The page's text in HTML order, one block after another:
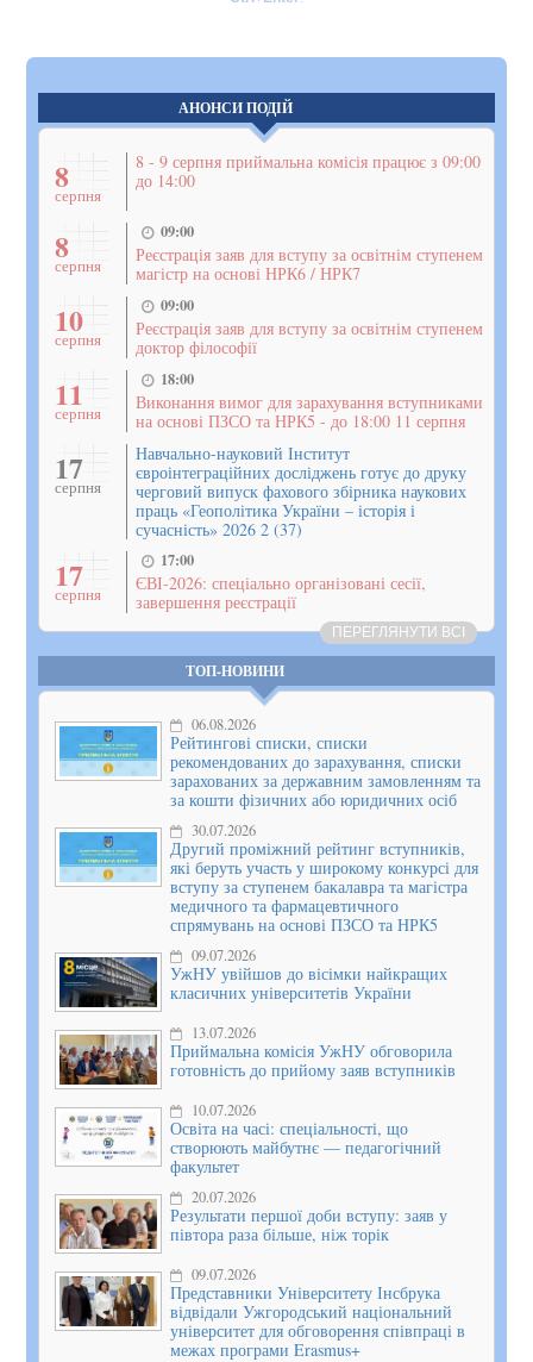
АНОНСИ ПОДІЙ
8
серпня
8 - 9 серпня приймальна комісія працює з 09:00
до 14:00
8
серпня
09:00
Реєстрація заяв для вступу за освітнім ступенем
магістр на основі НРК6 / НРК7
10
серпня
09:00
Реєстрація заяв для вступу за освітнім ступенем
доктор філософії
11
серпня
18:00
Виконання вимог для зарахування вступниками
на основі ПЗСО та НРК5 - до 18:00 11 серпня
17
серпня
Навчально-науковий Інститут
євроінтеграційних досліджень готує до друку
черговий випуск фахового збірника наукових
праць «Геополітика України – історія і
сучасність» 2026 2 (37)
17
серпня
17:00
ЄВІ-2026: спеціально організовані сесії,
завершення реєстрації
ПЕРЕГЛЯНУТИ ВСІ
ТОП-НОВИНИ
06.08.2026
Рейтингові списки, списки
рекомендованих до зарахування, списки
зарахованих за державним замовленням та
за кошти фізичних або юридичних осіб
30.07.2026
Другий проміжний рейтинг вступників,
які беруть участь у широкому конкурсі для
вступу за ступенем бакалавра та магістра
медичного та фармацевтичного
спрямувань на основі ПЗСО та НРК5
09.07.2026
УжНУ увійшов до вісімки найкращих
класичних університетів України
13.07.2026
Приймальна комісія УжНУ обговорила
готовність до прийому заяв вступників
10.07.2026
Освіта на часі: спеціальності, що
створюють майбутнє — педагогічний
факультет
20.07.2026
Результати першої доби вступу: заяв у
півтора раза більше, ніж торік
09.07.2026
Представники Університету Інсбрука
відвідали Ужгородський національний
університет для обговорення співпраці в
межах програми Erasmus+